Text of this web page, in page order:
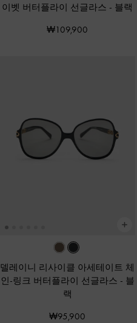
이벳 버터플라이 선글라스 - 블랙
₩109,900
델레이니 리사이클 아세테이트 체
인-링크 버터플라이 선글라스 - 블
랙
₩95,900